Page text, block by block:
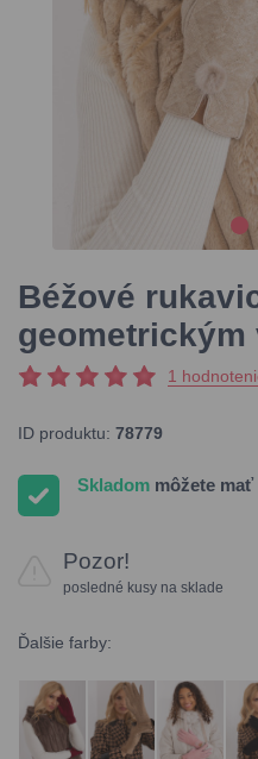
Béžové
geometrickým
1
ID produktu: 78779
Skladom môžete mať
Pozor!
posledné kusy na sklade
Ďalšie farby: